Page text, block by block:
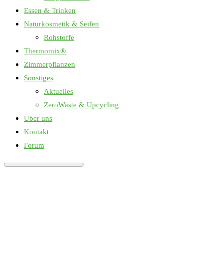
Essen & Trinken
Naturkosmetik & Seifen
Rohstoffe
Thermomix®
Zimmerpflanzen
Sonstiges
Aktuelles
ZeroWaste & Upcycling
Über uns
Kontakt
Forum